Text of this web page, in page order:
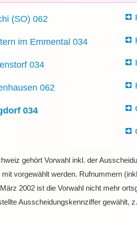
(SO) 062
im Emmental 034
034
062
034
gehört Vorwahl inkl. der
vorgewählt werden. Rufnummern
2002 ist die Vorwahl nicht mehr
Ausscheidungskennziffer gewählt,